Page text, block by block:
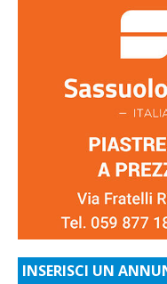
INSERISCI UN